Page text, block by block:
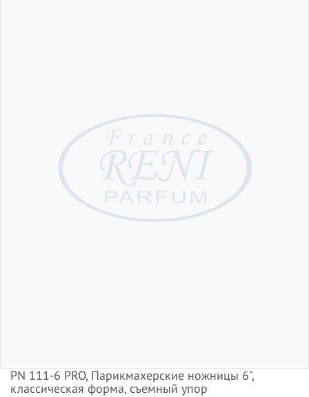
PN 111-6 PRO, Парикмахерские ножницы 6",
классическая форма, съемный упор